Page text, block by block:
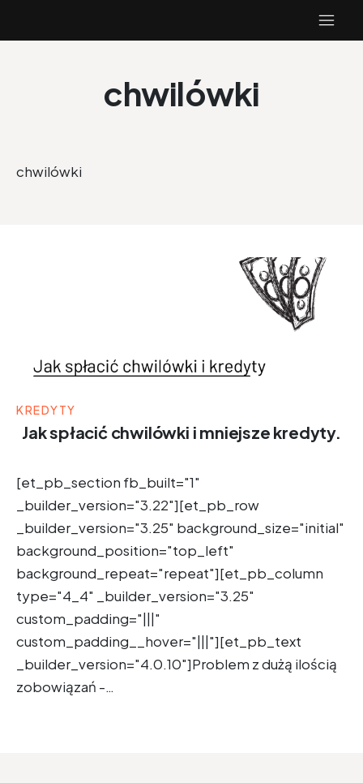
chwilówki
chwilówki
KREDYTY
Jak spłacić chwilówki i mniejsze kredyty.
[et_pb_section fb_built="1"
_builder_version="3.22"][et_pb_row
_builder_version="3.25" background_size="initial"
background_position="top_left"
background_repeat="repeat"][et_pb_column
type="4_4" _builder_version="3.25"
custom_padding="|||"
custom_padding__hover="|||"][et_pb_text
_builder_version="4.0.10"]Problem z dużą ilością
zobowiązań -…